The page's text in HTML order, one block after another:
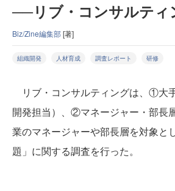
──リブ・コンサルティ
Biz/Zine編集部[著]
組織開発 人材育成 調査レポート 研修
リブ・コンサルティングは、①大
開発担当）、②マネージャー・部長
業のマネージャーや部長層を対象と
題」に関する調査を行った。